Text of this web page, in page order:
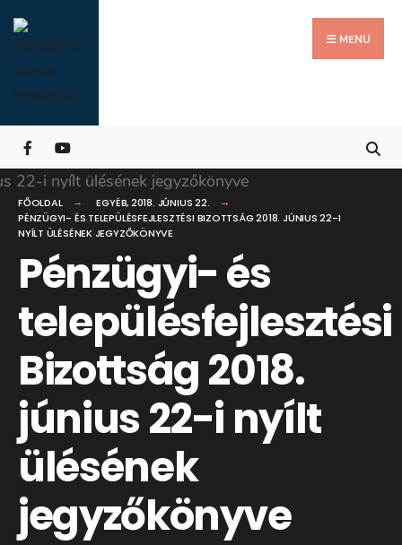
Skip
to
content
MENU
FŐOLDAL EGYÉB,2018. JÚNIUS 22.
PÉNZÜGYI- ÉS TELEPÜLÉSFEJLESZTÉSI BIZOTTSÁG 2018. JÚNIUS 22-I
NYÍLT ÜLÉSÉNEK JEGYZŐKÖNYVE
Pénzügyi- és
településfejlesztési
Bizottság 2018.
június 22-i nyílt
ülésének
jegyzőkönyve
for:
Close